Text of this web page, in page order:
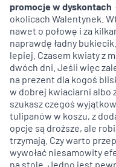
promocje w dyskontach
okolicach Walentynek.
nawet o połowę i za
naprawdę ładny
lepiej. Czasem kwiaty z
dwóch dni. Jeśli więc
na prezent dla kogoś
w dobrej kwiaciarni albo
szukasz czegoś
tulipanów w koszu, z
opcje są droższe, ale
trzymają. Czy warto
wywołać niesamowity
na stole. Jedno jest